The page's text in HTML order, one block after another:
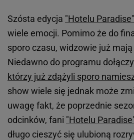
Szósta edycja "Hotelu Paradise"
wiele emocji. Pomimo że do
sporo czasu, widzowie już
Niedawno do programu
którzy już zdążyli sporo
show wiele się jednak może
uwagę fakt, że poprzednie
odcinków, fani "Hotelu
długo cieszyć się ulubioną